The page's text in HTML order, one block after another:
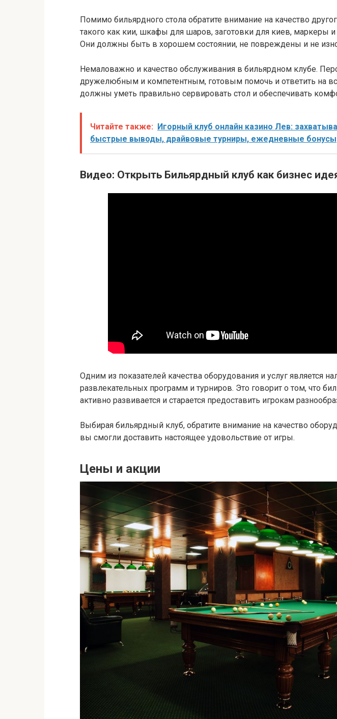
Помимо бильярдного стола обратите внимание на качество
такого как кии, шкафы для шаров, заготовки для киев, маркеры и
Они должны быть в хорошем состоянии, не повреждены и не
Немаловажно и качество обслуживания в бильярдном клубе.
дружелюбным и компетентным, готовым помочь и ответить на
должны уметь правильно сервировать стол и обеспечивать
Читайте также: Игорный клуб онлайн казино Лев:
быстрые выводы, драйвовые турниры, ежедневные бонусы
Видео: Открыть Бильярдный клуб как бизнес
Одним из показателей качества оборудования и услуг является
развлекательных программ и турниров. Это говорит о том, что
активно развивается и старается предоставить игрокам
Выбирая бильярдный клуб, обратите внимание на качество
вы смогли доставить настоящее удовольствие от игры.
Цены и акции